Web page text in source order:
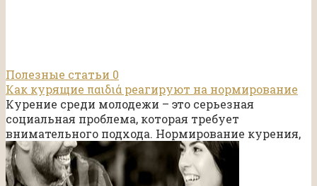
Полезные статьи 0
Как курящие παιδιά реагируют на нормирование
Курение среди молодежи – это серьезная
социальная проблема, которая требует
внимательного подхода. Нормирование курения,